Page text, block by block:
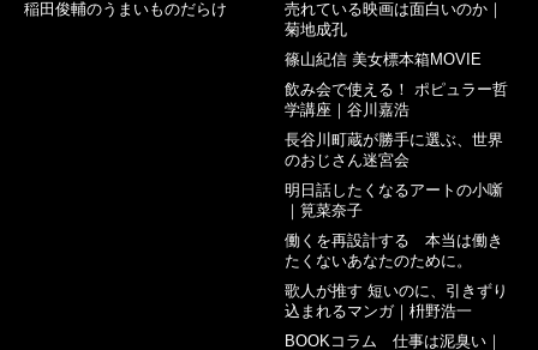
稲田俊輔のうまいものだらけ
売れている映画は面白いのか｜
菊地成孔
篠山紀信 美女標本箱MOVIE
飲み会で使える！ ポピュラー哲
学講座｜谷川嘉浩
長谷川町蔵が勝手に選ぶ、世界
のおじさん迷宮会
明日話したくなるアートの小噺
｜筧菜奈子
働くを再設計する 本当は働き
たくないあなたのために。
歌人が推す 短いのに、引きずり
込まれるマンガ｜枡野浩一
BOOKコラム 仕事は泥臭い｜